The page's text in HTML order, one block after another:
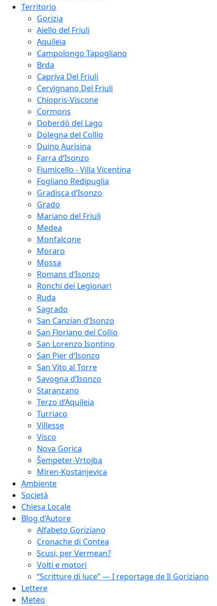
Territorio
Gorizia
Aiello del Friuli
Aquileia
Campolongo Tapogliano
Brda
Capriva Del Friuli
Cervignano Del Friuli
Chiopris-Viscone
Cormons
Doberdò del Lago
Dolegna del Collio
Duino Aurisina
Farra d‘Isonzo
Fiumicello - Villa Vicentina
Fogliano Redipuglia
Gradisca d‘Isonzo
Grado
Mariano del Friuli
Medea
Monfalcone
Moraro
Mossa
Romans d‘Isonzo
Ronchi dei Legionari
Ruda
Sagrado
San Canzian d‘Isonzo
San Floriano del Collio
San Lorenzo Isontino
San Pier d‘Isonzo
San Vito al Torre
Savogna d‘Isonzo
Staranzano
Terzo d‘Aquileia
Turriaco
Villesse
Visco
Nova Gorica
Šempeter-Vrtojba
Miren-Kostanjevica
Ambiente
Società
Chiesa Locale
Blog d’Autore
Alfabeto Goriziano
Cronache di Contea
Scusi, per Vermean?
Volti e motori
“Scritture di luce” — I reportage de Il Goriziano
Lettere
Meteo